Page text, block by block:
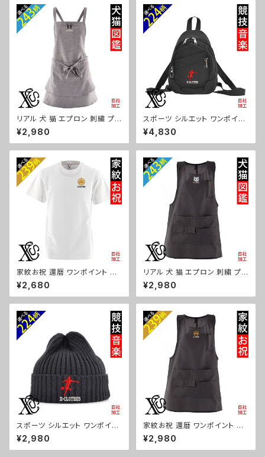
リアル 犬 猫 エプロン 刺繍 プレ
ゼント ワンポイント ワンピース
レディース 撥水加工 おしゃれ
かわいい フリル ティアード フレ
サロン 黒 グッズ 柄 柴犬 チワワ
シーズー シュナウザー パグ X-
CLOTHES 猫図鑑 犬図鑑 ori-
a-tao13-b10-s
¥2,980
スポーツ シルエット ワンポイン
ト 刺繍 リュック バックパック ボ
ディバッグ レディース メンズ デ
イパック 雑貨 グッズ 自社ブラン
カー バスケ テニス 誕生日 クリ
スマス ori-a-bg170-b08-s
¥4,830
家紋お祝 還暦 ワンポイント 刺
繍 オリジナル5.6oz オリジナル
半袖 Tシャツ メンズ ロゴ おし
ゃれ tシャツ 無地 カットソー 和
ンド 父の日 グッズ 柄 丸に 五瓜
桔梗 巴 藤 羽 菱 唐花 木瓜 蔦
桐 織田信長 ori-am-tst2-g0
7-s
¥2,680
リアル 犬 猫 エプロン 刺繍 プレ
ゼント ワンポイント ワンピース
レディース 撥水加工 おしゃれ
かわいい 脇ボタン マタニティ ギ
サロン 黒 グッズ 柄 柴犬 チワワ
シーズー シュナウザー パグ X-
CLOTHES 猫図鑑 犬図鑑 ori-
a-tao15-b10-s
¥2,980
スポーツ シルエット ワンポイン
ト 刺繍 ニット キャップ ワッチ リ
ブニット 帽子 ニット帽 リブ編み
メンズ レディース 秋冬 自社ブラ
¥2,980
家紋お祝 還暦 ワンポイント 刺
繍 オリジナル エプロン ワンピ
ース レディース 撥水加工 おし
ゃれ かわいい 脇ボタン マタニ
¥2,980